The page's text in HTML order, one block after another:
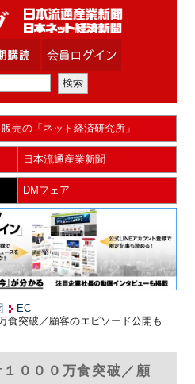
売の「ネット経済研究所」
日本流通産業新聞
DMフェア
EC
食突破／顧客のエピソード公開も
０００万食突破／顧